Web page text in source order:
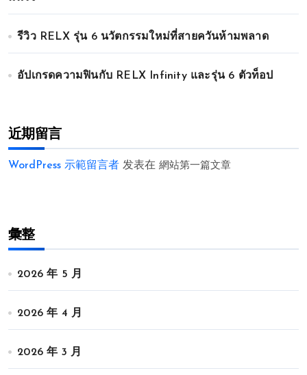
รีวิว RELX รุ่น 6 นวัตกรรมใหม่ที่สายควันห้ามพลาด
อัปเกรดความฟินกับ RELX Infinity และรุ่น 6 ตัวท็อป
近期留言
WordPress 示範留言者 发表在 網站第一篇文章
彙整
2026 年 5 月
2026 年 4 月
2026 年 3 月